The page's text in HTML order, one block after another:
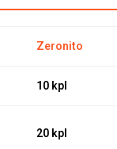
Zeronito
10 kpl
20 kpl